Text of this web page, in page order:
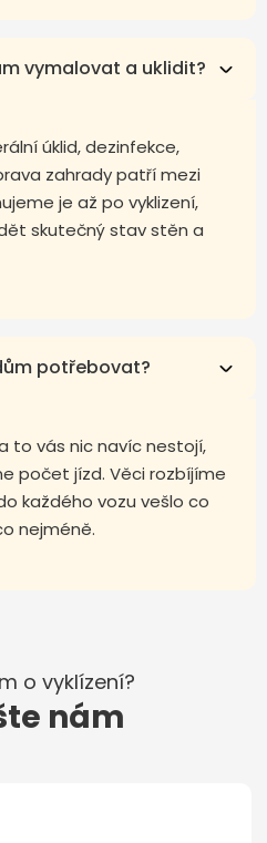
vymalovat a uklidit?
úklid, dezinfekce,
zahrady patří mezi
je až po vyklizení,
skutečný stav stěn a
potřebovat?
to vás nic navíc nestojí,
počet jízd. Věci rozbíjíme
každého vozu vešlo co
nejméně.
o vyklízení?
nám